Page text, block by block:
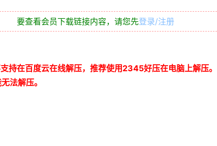
要查看会员下载链接内容，请您先登录/注册
持在百度云在线解压，推荐使用 2345好压在电脑上解压。
法解压。